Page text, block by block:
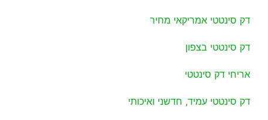
דק סינטטי אמריקאי מחיר
דק סינטטי בצפון
אריחי דק סינטטי
דק סינטטי עמיד, חדשני ואיכותי